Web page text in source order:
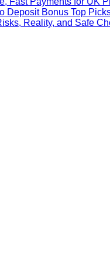
Deposit Bonus Top
Reality, and Safe